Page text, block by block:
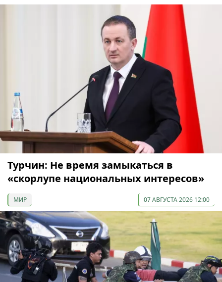
Турчин: Не время замыкаться в
«скорлупе национальных интересов»
МИР 07 АВГУСТА 2026 12:00